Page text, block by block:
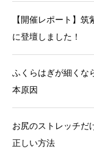
【開催レポート】
に登壇しました！
ふくらはぎが細くな
本原因
お尻のストレッチだ
正しい方法